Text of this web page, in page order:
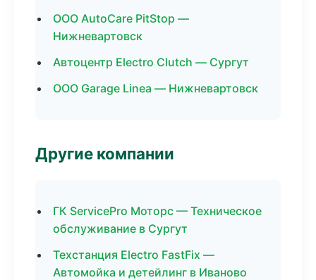
ООО AutoCare PitStop —
Нижневартовск
Автоцентр Electro Clutch — Сургут
ООО Garage Linea — Нижневартовск
Другие компании
ГК ServicePro Моторс — Техническое
обслуживание в Сургут
Техстанция Electro FastFix —
Автомойка и детейлинг в Иваново